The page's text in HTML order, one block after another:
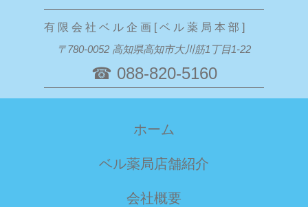
有 限 会 社 ベ ル 企 画 [ ベ ル 薬 局 本 部 ]
〒780-0052 高知県高知市大川筋1丁目1-22
☎ 088-820-5160
ホーム
ベル薬局店舗紹介
会社概要